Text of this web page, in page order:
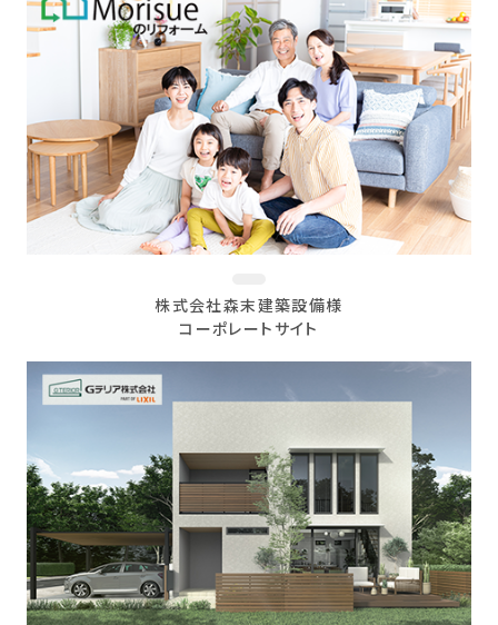
株式会社森末建築設備様
コーポレートサイト